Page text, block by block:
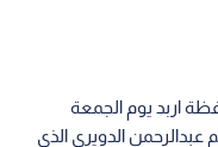
اربد يوم الجمعة
عبدالرحمن الدويري الذي